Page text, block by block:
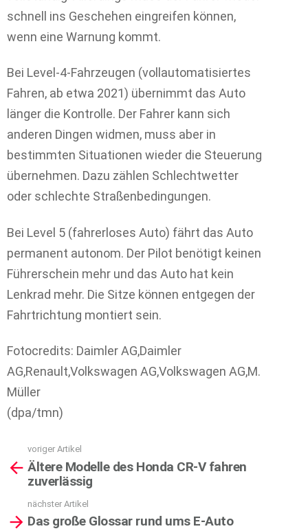
schnell ins Geschehen eingreifen können,
wenn eine Warnung kommt.
Bei Level-4-Fahrzeugen (vollautomatisiertes
Fahren, ab etwa 2021) übernimmt das Auto
länger die Kontrolle. Der Fahrer kann sich
anderen Dingen widmen, muss aber in
bestimmten Situationen wieder die Steuerung
übernehmen. Dazu zählen Schlechtwetter
oder schlechte Straßenbedingungen.
Bei Level 5 (fahrerloses Auto) fährt das Auto
permanent autonom. Der Pilot benötigt keinen
Führerschein mehr und das Auto hat kein
Lenkrad mehr. Die Sitze können entgegen der
Fahrtrichtung montiert sein.
Fotocredits: Daimler AG,Daimler
AG,Renault,Volkswagen AG,Volkswagen AG,M.
Müller
(dpa/tmn)
more
voriger Artikel
Ältere Modelle des Honda CR-V fahren
zuverlässig
nächster Artikel
Das große Glossar rund ums E-Auto